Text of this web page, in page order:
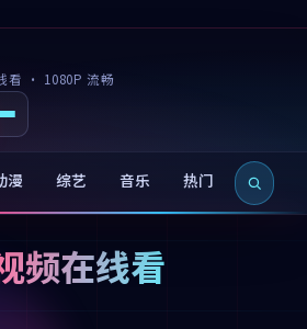
看 · 1080P 流畅
漫 综艺 音乐 热门 新片
频在线看